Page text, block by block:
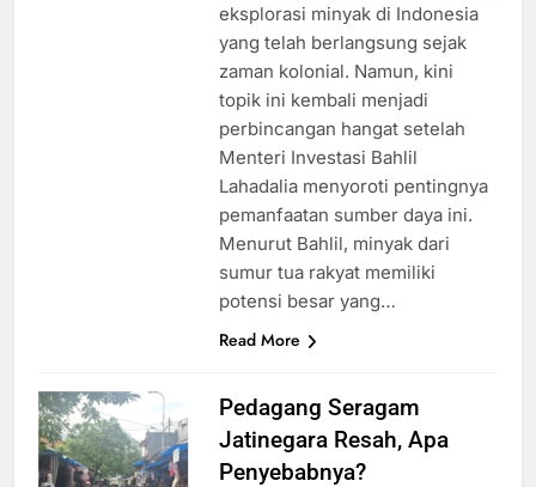
eksplorasi minyak di Indonesia
yang telah berlangsung sejak
zaman kolonial. Namun, kini
topik ini kembali menjadi
perbincangan hangat setelah
Menteri Investasi Bahlil
Lahadalia menyoroti pentingnya
pemanfaatan sumber daya ini.
Menurut Bahlil, minyak dari
sumur tua rakyat memiliki
potensi besar yang…
Read More
Pedagang Seragam
Jatinegara Resah, Apa
Penyebabnya?